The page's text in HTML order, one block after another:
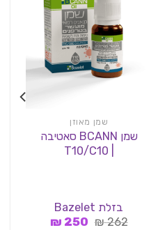
שמן מאוזן
שמן BCANN סאטיבה
בזלת Bazelet
262
₪ המחיר
250
₪המחיר